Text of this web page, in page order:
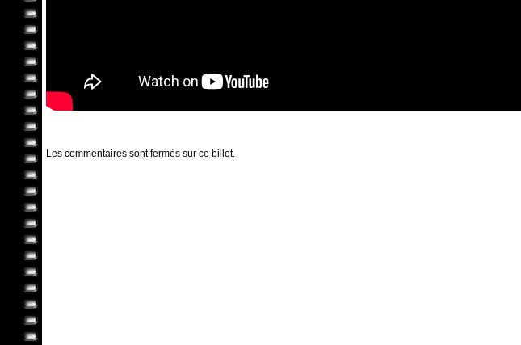
Les commentaires sont fermés sur ce billet.